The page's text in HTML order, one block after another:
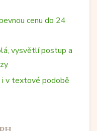
cenu do 24
vysvětlí postup a
v textové podobě